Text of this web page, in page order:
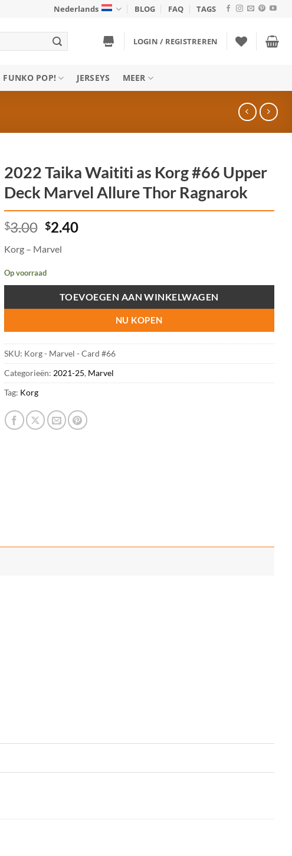
Nederlands BLOG FAQ TAGS
LOGIN / REGISTREREN
FUNKO POP! JERSEYS MEER
2022 Taika Waititi as Korg #66 Upper
Deck Marvel Allure Thor Ragnarok
$3.00 Oorspronkelijke
was:
$3.00.
$2.40Huidige
Korg – Marvel
Op voorraad
TOEVOEGEN AAN WINKELWAGEN
NU KOPEN
SKU: Korg - Marvel - Card #66
Categorieën: 2021-25, Marvel
Tag: Korg